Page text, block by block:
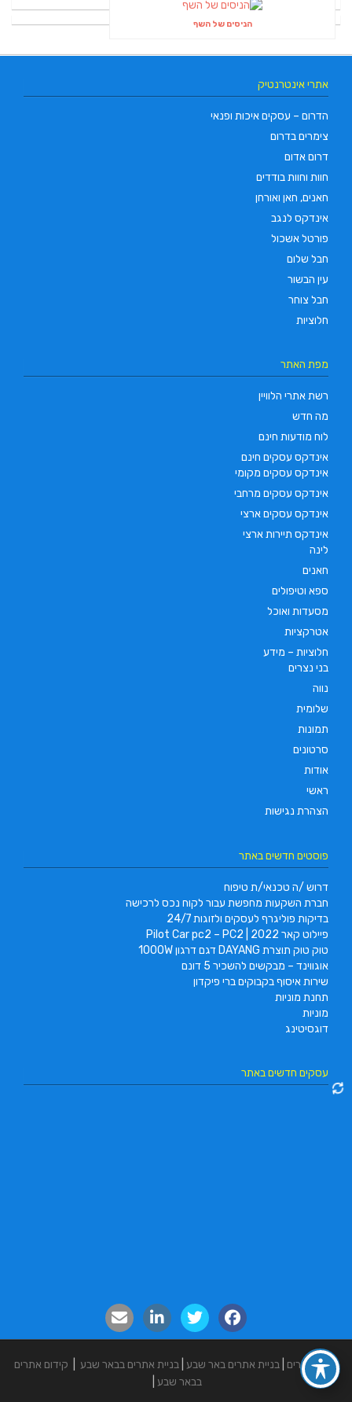
הניסים של השף
אתרי אינטרנטיק
הדרום – עסקים איכות ופנאי
צימרים בדרום
דרום אדום
חוות וחוות בודדים
חאנים, חאן ואורחן
אינדקס לנגב
פורטל אשכול
חבל שלום
עין הבשור
חבל צוחר
חלוציות
מפת האתר
רשת אתרי הלוויין
מה חדש
לוח מודעות חינם
אינדקס עסקים חינם
אינדקס עסקים מקומי
אינדקס עסקים מרחבי
אינדקס עסקים ארצי
אינדקס תיירות ארצי
לינה
חאנים
ספא וטיפולים
מסעדות ואוכל
אטרקציות
חלוציות – מידע
בני נצרים
נווה
שלומית
תמונות
סרטונים
אודות
ראשי
הצהרת נגישות
פוסטים חדשים באתר
דרוש /ה טכנאי/ת טיפוח
חברת השקעות מחפשת עבור לקוח נכס לרכישה
בדיקות פוליגרף לעסקים ולזוגות 24/7
פיילוט קאר 2022 | Pilot Car pc2 – PC2
טוק טוק תוצרת DAYANG דגם דרגון 1000W
אוגווינד – מבקשים להשכיר 5 דונם
שירות איסוף בקבוקים ברי פיקדון
תחנת מוניות
מוניות
דוגסיטינג
עסקים חדשים באתר
בניית אתרים| בניית אתרים באר שבע| בניית אתרים בבאר שבע|
קידום אתרים
בבאר שבע|